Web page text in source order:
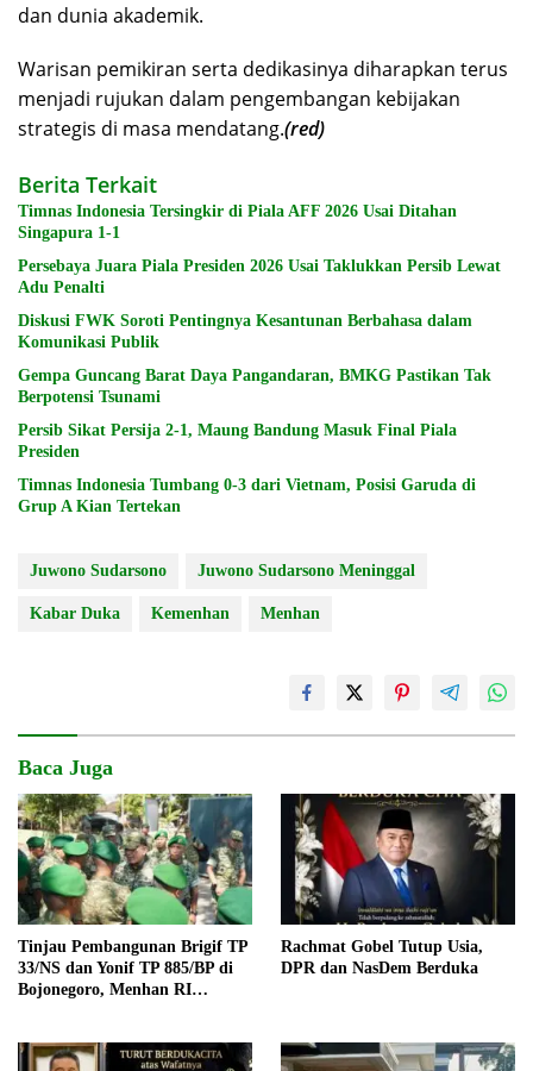
dan dunia akademik.
Warisan pemikiran serta dedikasinya diharapkan terus
menjadi rujukan dalam pengembangan kebijakan
strategis di masa mendatang.(red)
Berita Terkait
Timnas Indonesia Tersingkir di Piala AFF 2026 Usai Ditahan
Singapura 1-1
Persebaya Juara Piala Presiden 2026 Usai Taklukkan Persib Lewat
Adu Penalti
Diskusi FWK Soroti Pentingnya Kesantunan Berbahasa dalam
Komunikasi Publik
Gempa Guncang Barat Daya Pangandaran, BMKG Pastikan Tak
Berpotensi Tsunami
Persib Sikat Persija 2-1, Maung Bandung Masuk Final Piala
Presiden
Timnas Indonesia Tumbang 0-3 dari Vietnam, Posisi Garuda di
Grup A Kian Tertekan
Juwono Sudarsono Juwono Sudarsono Meninggal
Kabar Duka Kemenhan Menhan
Baca Juga
Tinjau Pembangunan Brigif TP
33/NS dan Yonif TP 885/BP di
Bojonegoro, Menhan RI
Rachmat Gobel Tutup Usia,
DPR dan NasDem Berduka